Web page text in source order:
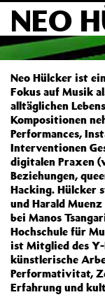
NEO
Neo Hülcker ist
Fokus auf Musik
alltäglichen
Kompositionen
Performances,
Interventionen
digitalen Praxen
Beziehungen,
Hacking. Hülcker
und Harald
bei Manos
Hochschule für
ist Mitglied des
künstlerische
Performativitat,
Erfahrung und